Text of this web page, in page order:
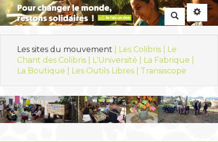
Rechercher
Les sites du mouvement | Les Colibris | Le
Chant des Colibris | L'Université | La Fabrique |
La Boutique | Les Outils Libres | Transiscope